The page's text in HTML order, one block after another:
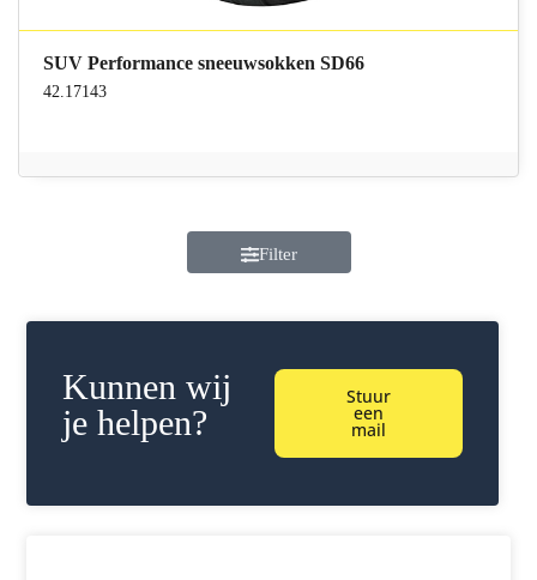
SUV Performance sneeuwsokken SD66
42.17143
Filter
Kunnen wij
je helpen?
Stuur
een
mail